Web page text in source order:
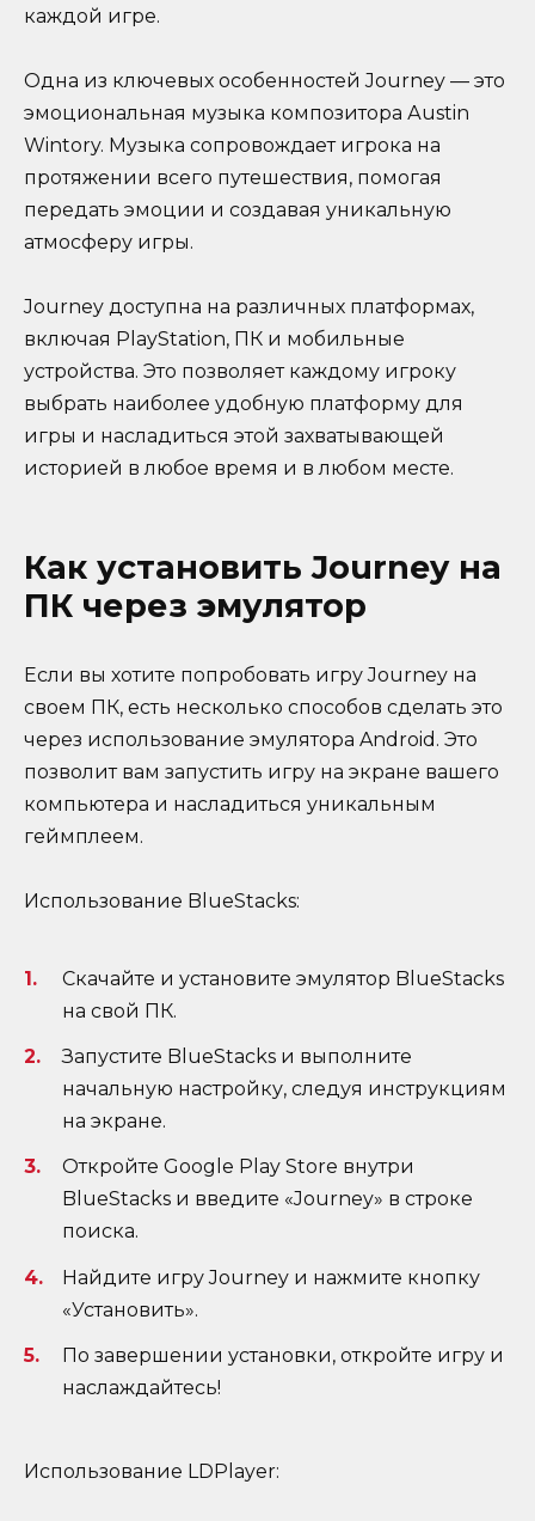
каждой игре.
Одна из ключевых особенностей Journey — это
эмоциональная музыка композитора Аustin
Wintory. Музыка сопровождает игрока на
протяжении всего путешествия, помогая
передать эмоции и создавая уникальную
атмосферу игры.
Journey доступна на различных платформах,
включая PlayStation, ПК и мобильные
устройства. Это позволяет каждому игроку
выбрать наиболее удобную платформу для
игры и насладиться этой захватывающей
историей в любое время и в любом месте.
Как установить Journey на
ПК через эмулятор
Если вы хотите попробовать игру Journey на
своем ПК, есть несколько способов сделать это
через использование эмулятора Android. Это
позволит вам запустить игру на экране вашего
компьютера и насладиться уникальным
геймплеем.
Использование BlueStacks:
Скачайте и установите эмулятор BlueStacks
на свой ПК.
Запустите BlueStacks и выполните
начальную настройку, следуя инструкциям
на экране.
Откройте Google Play Store внутри
BlueStacks и введите «Journey» в строке
поиска.
Найдите игру Journey и нажмите кнопку
«Установить».
По завершении установки, откройте игру и
наслаждайтесь!
Использование LDPlayer: